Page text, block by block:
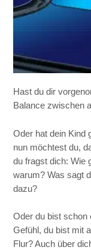
Hast du dir
Balance zwischen
Oder hat dein Kind
nun möchtest du,
du fragst dich: Wie
warum? Was sagt
dazu?
Oder du bist schon
Gefühl, du bist mit
Flur? Auch über